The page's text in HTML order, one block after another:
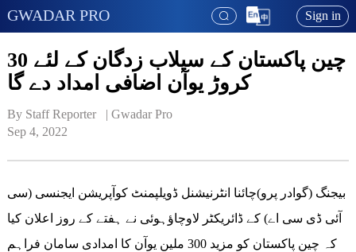
GWADAR PRO Sign in
چین پاکستان کے سیلاب زدگان کے لئے 30
کروڑ یوآن اضافی امداد دے گا
By Staff Reporter   | Gwadar Pro
Sep 4, 2022
بیجنگ (گوادر پرو)چائنا انٹرنیشنل ڈویلپمنٹ کوآپریشن ایجنسی (سی
آئی ڈی سی اے) کے ڈائریکٹر لاوچاؤہوئی نے ہفتے کے روز اعلان کیا
کہ چین پاکستان کو مزید 300 ملین یوآن کا امدادی سامان فراہم